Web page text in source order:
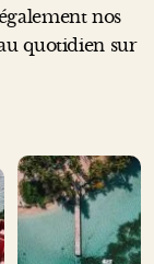
nos
quotidien sur